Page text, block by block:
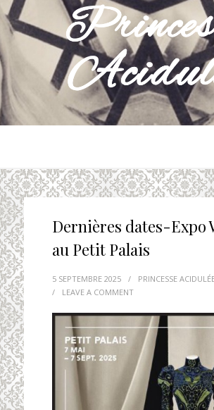
Dernières dates-Expo
au Petit Palais
5 SEPTEMBRE 2025 / PRINCESSE
/
LEAVE A COMMENT